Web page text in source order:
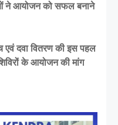
ने आयोजन को सफल बनाने
एवं दवा वितरण की इस पहल
के आयोजन की मांग